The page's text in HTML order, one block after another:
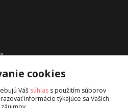
cookies
Váš súhlas s použitím súborov
informácie týkajúce sa Vašich